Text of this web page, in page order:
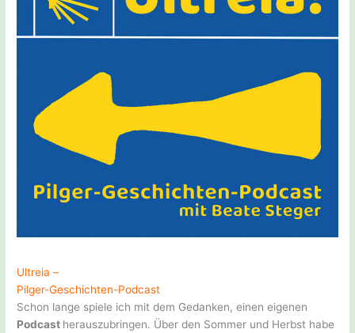
Ultreia –
Pilger-Geschichten-Podcast
Schon lange spiele ich mit dem Gedanken, einen eigenen
Podcast herauszubringen. Über den Sommer und Herbst habe